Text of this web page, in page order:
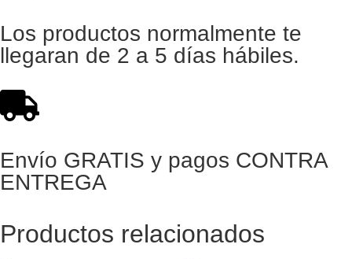
Los productos normalmente te
llegaran de 2 a 5 días hábiles.
Envío GRATIS y pagos CONTRA
ENTREGA
Productos relacionados